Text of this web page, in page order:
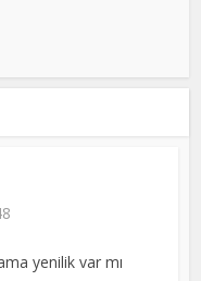
yenilik var mı